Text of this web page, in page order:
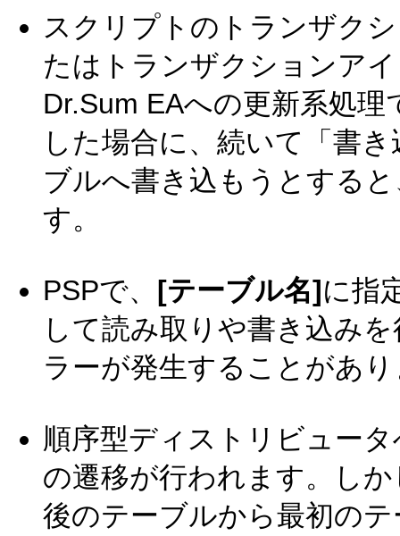
スクリプトのトランザク
たはトランザクションア
Dr.Sum EAへの更新系処
した場合に、続いて「書
ブルへ書き込もうとする
す。
PSPで、 [テーブル名]に指
して読み取りや書き込み
ラーが発生することがあ
順序型ディストリビュー
の遷移が行われます。し
後のテーブルから最初の